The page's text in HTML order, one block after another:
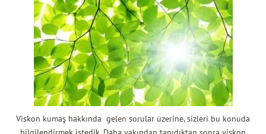
Viskon kumaş hakkında gelen sorular üzerine, sizleri bu konuda